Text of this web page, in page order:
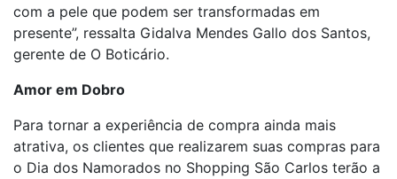
com a pele que podem ser transformadas em
presente”, ressalta Gidalva Mendes Gallo dos Santos,
gerente de O Boticário.
Amor em Dobro
Para tornar a experiência de compra ainda mais
atrativa, os clientes que realizarem suas compras para
o Dia dos Namorados no Shopping São Carlos terão a